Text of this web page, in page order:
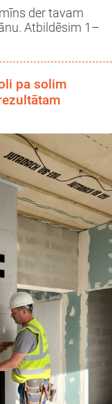
der tavam
Atbildēsim 1–
pa solim